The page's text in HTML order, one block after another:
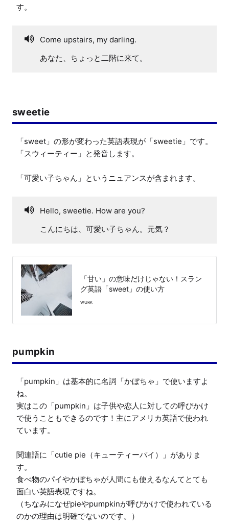
す。
Come upstairs, my darling.
あなた、ちょっと二階に来て。
sweetie
「sweet」の形が変わった英語表現が「sweetie」です。
「スウィーティー」と発音します。
「可愛い子ちゃん」というニュアンスが含まれます。
Hello, sweetie. How are you?
こんにちは、可愛い子ちゃん。元気？
「甘い」の意味だけじゃない！スラン
グ英語「sweet」の使い方
WURK
pumpkin
「pumpkin」は基本的に名詞「かぼちゃ」で使いますよ
ね。
実はこの「pumpkin」は子供や恋人に対しての呼びかけ
で使うこともできるのです！主にアメリカ英語で使われ
ています。
関連語に「cutie pie（キューティーパイ）」がありま
す。
食べ物のパイやかぼちゃが人間にも使えるなんてとても
面白い英語表現ですね。
（ちなみになぜpieやpumpkinが呼びかけで使われている
のかの理由は明確でないのです。）